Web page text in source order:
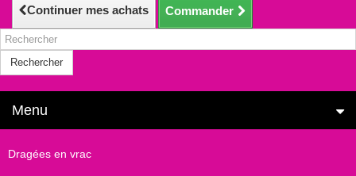
Continuer mes achats Commander
Rechercher
Menu
Dragées en vrac